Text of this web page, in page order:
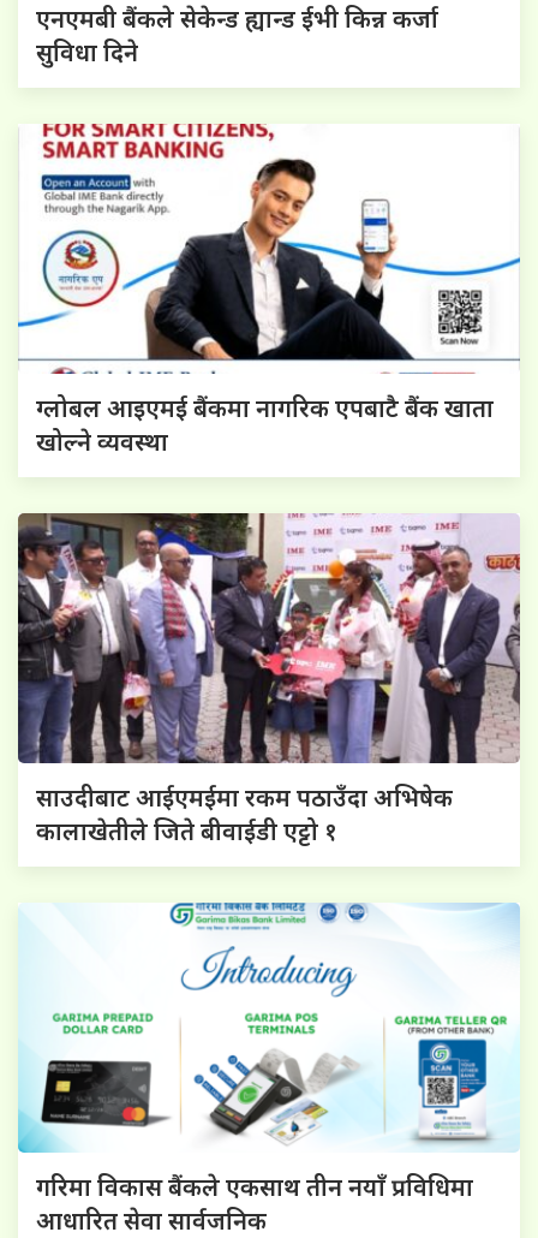
एनएमबी बैंकले सेकेन्ड ह्यान्ड ईभी किन्न कर्जा
सुविधा दिने
ग्लोबल आइएमई बैंकमा नागरिक एपबाटै बैंक खाता
खोल्ने व्यवस्था
साउदीबाट आईएमईमा रकम पठाउँदा अभिषेक
कालाखेतीले जिते बीवाईडी एट्टो १
गरिमा विकास बैंकले एकसाथ तीन नयाँ प्रविधिमा
आधारित सेवा सार्वजनिक